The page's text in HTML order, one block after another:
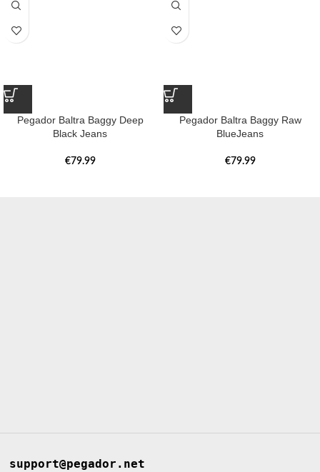
Pegador Baltra Baggy Deep
Black Jeans
€79.99
Pegador Baltra Baggy Raw
BlueJeans
€79.99
support@pegador.net